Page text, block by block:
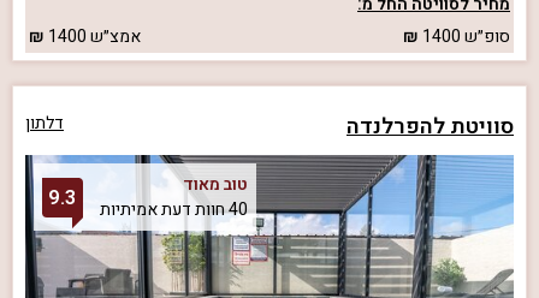
סופ״ש1400 אמצ״ש1400
סוויטת להפרלנדה דלתון
טוב מאוד
40 חוות דעת אמיתיות
9.3